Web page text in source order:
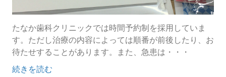
たなか歯科クリニックでは時間予約制を採用していま
す。ただし治療の内容によっては順番が前後したり、お
待たせすることがあります。また、急患は・・・
続きを読む